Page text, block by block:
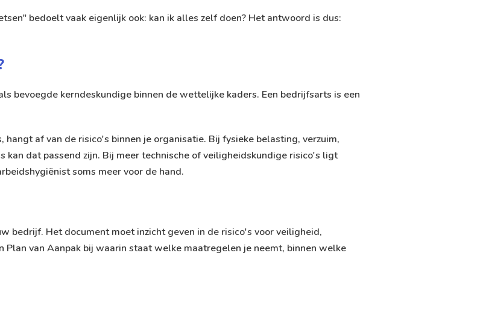
bedoelt vaak eigenlijk ook: kan ik alles zelf doen? Het antwoord is dus:
bevoegde kerndeskundige binnen de wettelijke kaders. Een bedrijfsarts is een
af van de risico's binnen je organisatie. Bij fysieke belasting, verzuim,
dat passend zijn. Bij meer technische of veiligheidskundige risico's ligt
soms meer voor de hand.
bedrijf. Het document moet inzicht geven in de risico's voor veiligheid,
van Aanpak bij waarin staat welke maatregelen je neemt, binnen welke